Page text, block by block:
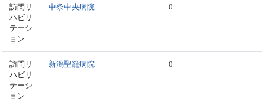
訪問リ
ハビリ
テーシ
ョン
中条中央病院 0
訪問リ
ハビリ
テーシ
ョン
新潟聖籠病院 0